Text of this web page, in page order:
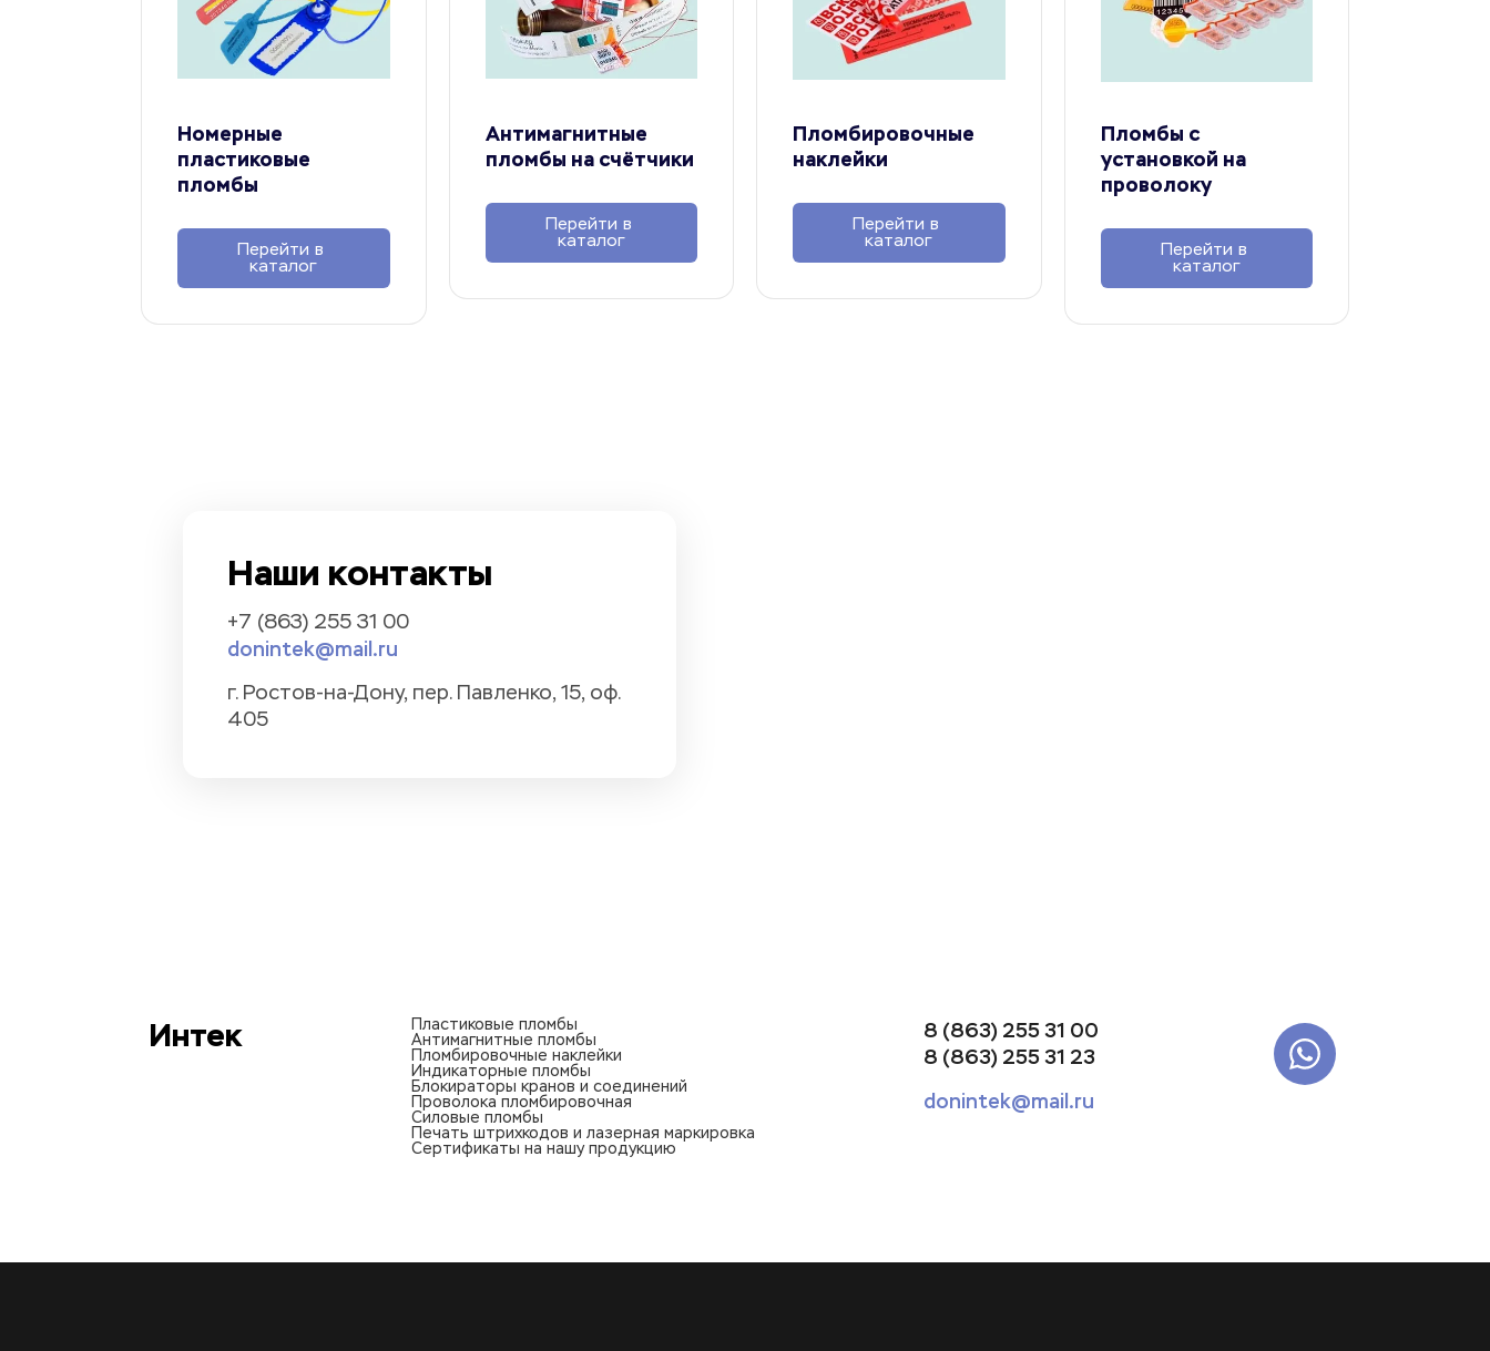
Номерные
пластиковые
пломбы
Перейти в
каталог
Антимагнитные
пломбы на счётчики
Перейти в
каталог
Пломбировочные
наклейки
Перейти в
каталог
Пломбы с
установкой на
проволоку
Перейти в
каталог
Наши контакты
+7 (863) 255 31 00
donintek@mail.ru
г. Ростов-на-Дону, пер. Павленко, 15, оф.
405
Интек
Пластиковые пломбы
Антимагнитные пломбы
Пломбировочные наклейки
Индикаторные пломбы
Блокираторы кранов и соединений
Проволока пломбировочная
Силовые пломбы
Печать штрихкодов и лазерная маркировка
Сертификаты на нашу продукцию
8 (863) 255 31 00
8 (863) 255 31 23
donintek@mail.ru